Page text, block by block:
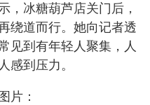
，冰糖葫芦店关门后，
绕道而行。她向记者透
见到有年轻人聚集，人
感到压力。
片：